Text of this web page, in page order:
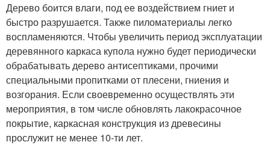
Дерево боится влаги, под ее воздействием гниет и
быстро разрушается. Также пиломатериалы легко
воспламеняются. Чтобы увеличить период эксплуатации
деревянного каркаса купола нужно будет периодически
обрабатывать дерево антисептиками, прочими
специальными пропитками от плесени, гниения и
возгорания. Если своевременно осуществлять эти
мероприятия, в том числе обновлять лакокрасочное
покрытие, каркасная конструкция из древесины
прослужит не менее 10-ти лет.